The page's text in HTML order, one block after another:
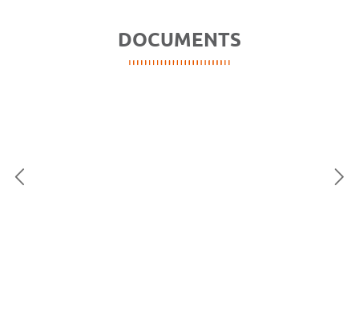
DOCUMENTS